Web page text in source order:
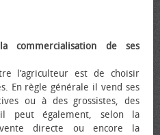
commercialisation de ses
l’agriculteur est de choisir
En règle générale il vend ses
ou à des grossistes, des
peut également, selon la
directe ou encore la